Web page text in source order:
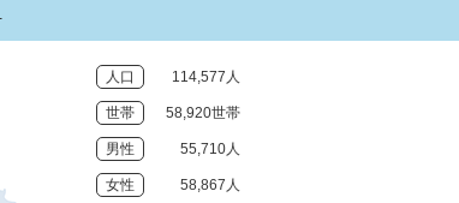
人口 114,577人
世帯 58,920世帯
男性 55,710人
女性 58,867人